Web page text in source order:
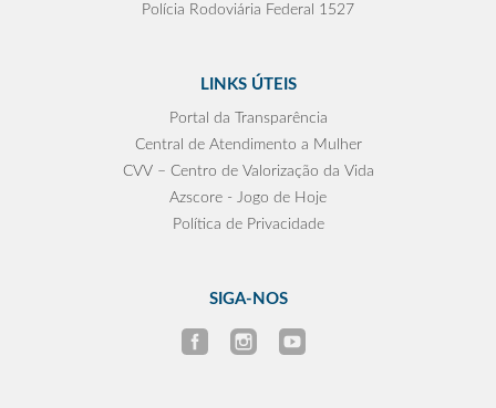
Polícia Rodoviária Federal 1527
LINKS ÚTEIS
Portal da Transparência
Central de Atendimento a Mulher
CVV – Centro de Valorização da Vida
Azscore - Jogo de Hoje
Política de Privacidade
SIGA-NOS